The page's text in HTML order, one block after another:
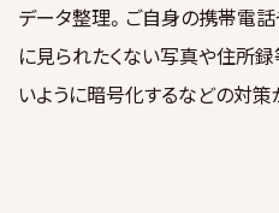
データ整理。ご自身の携帯電話
に見られたくない写真や住所
いように暗号化するなどの対策